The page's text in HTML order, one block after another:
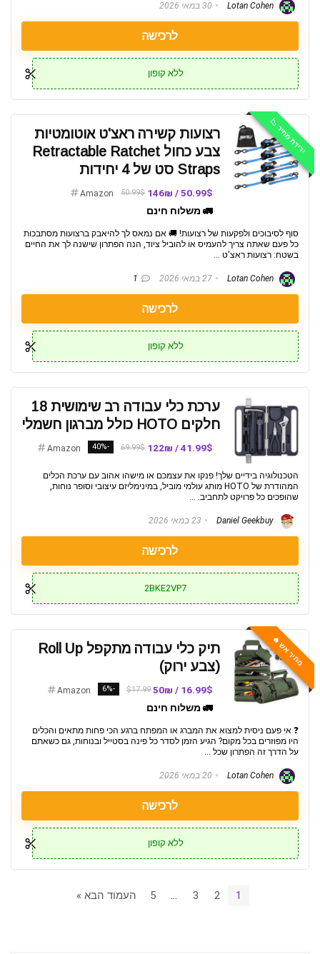
30 במאי 2026
לרכישה
ללא קופון
ירידת מחיר 📉
רצועות קשירה ראצ'ט אוטומטיות
צבע כחול Retractable Ratchet
Straps סט של 4 יחידות
50.99$ / 146₪
50.99$
Amazon
🚛 משלוח חינם
סוף לסיבוכים ולפקעות של רצועות! 🚚 אם נמאס לך להיאבק ברצועות מסתבכות
כל פעם שאתה צריך להעמיס או להוביל ציוד, הנה הפתרון שישנה לך את החיים
בשטח: רצועות ראצ'ט ...
27 במאי 2026 1
לרכישה
ללא קופון
ערכת כלי עבודה רב שימושית 18
חלקים HOTO כולל מברגון חשמלי
41.99$ / 122₪
69.99$
-40%
Amazon
הטכנולוגיה בידיים שלך! פנקו את עצמכם או מישהו אהוב עם ערכת הכלים
המהודרת של HOTO מותג עולמי מוביל, במינימליזם עיצובי וסופר נוחות,
שהופכים כל פרויקט לתחביב. ...
23 במאי 2026
לרכישה
2BKE2VP7
מחיר אש 🔥
תיק כלי עבודה מתקפל Roll Up
(צבע ירוק)
16.99$ / 50₪
$17.99
-6%
Amazon
🚛 משלוח חינם
❓ אי פעם ניסית למצוא את המברג או המפתח ברגע הכי פחות מתאים והכלים
היו מפוזרים בכל מקום? הגיע הזמן לסדר כל פינה בסטייל ובנוחות, גם כשאתם
על הדרך זה הפתרון שכל ...
20 במאי 2026
לרכישה
ללא קופון
1
2
3
5 העמוד הבא »